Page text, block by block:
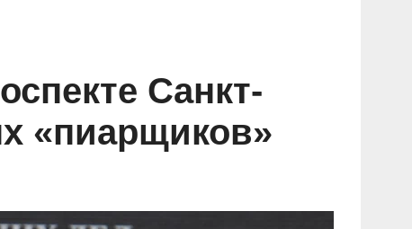
Санкт-
«пиарщиков»